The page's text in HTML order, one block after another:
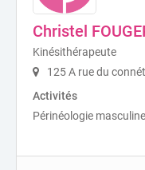
Christel
Kinésithérapeute
125 A rue du
Activités
Périnéologie